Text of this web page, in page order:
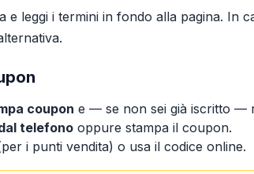
e leggi i termini in fondo alla pagina. In
coupon e — se non sei già iscritto —
telefono oppure stampa il coupon.
i punti vendita) o usa il codice online.